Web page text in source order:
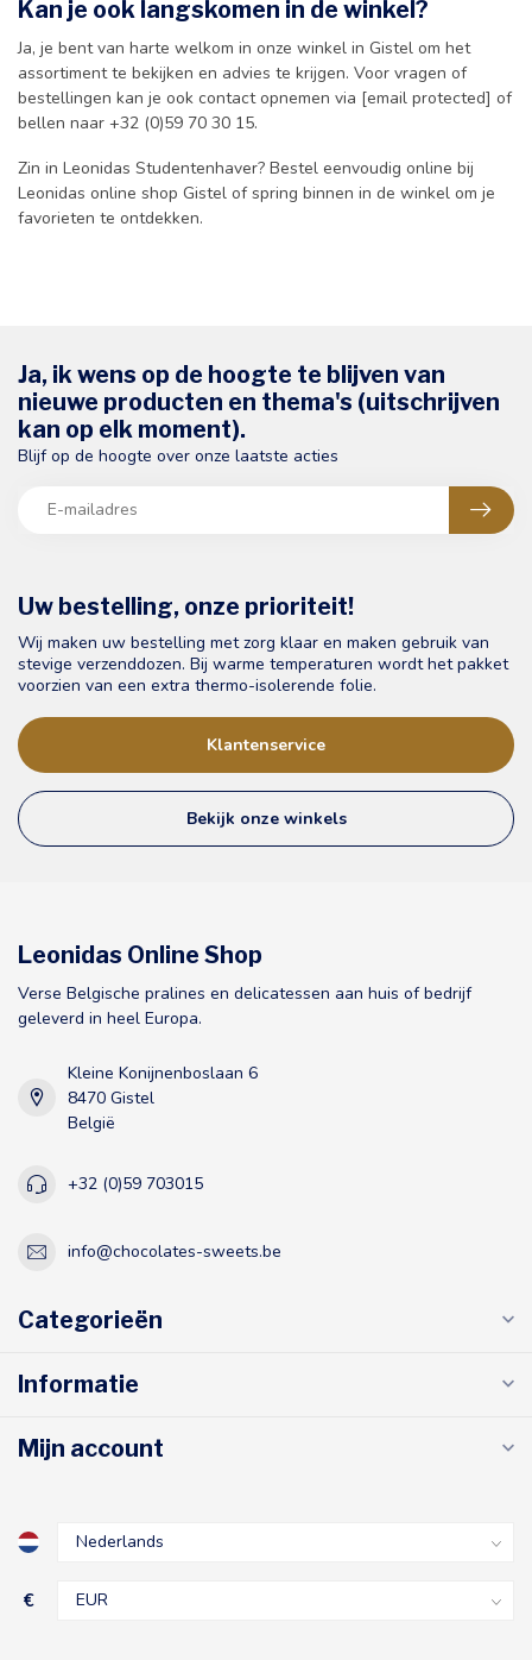
Kan je ook langskomen in de winkel?
Ja, je bent van harte welkom in onze winkel in Gistel om het
assortiment te bekijken en advies te krijgen. Voor vragen of
bestellingen kan je ook contact opnemen via [email protected] of
bellen naar +32 (0)59 70 30 15.
Zin in Leonidas Studentenhaver? Bestel eenvoudig online bij
Leonidas online shop Gistel of spring binnen in de winkel om je
favorieten te ontdekken.
Uw bestelling, onze prioriteit!
Wij maken uw bestelling met zorg klaar en maken gebruik van
stevige verzenddozen. Bij warme temperaturen wordt het pakket
voorzien van een extra thermo-isolerende folie.
Klantenservice
Bekijk onze winkels
Ja, ik wens op de hoogte te blijven van
nieuwe producten en thema's (uitschrijven
kan op elk moment).
Blijf op de hoogte over onze laatste acties
Leonidas Online Shop
Verse Belgische pralines en delicatessen aan huis of bedrijf
geleverd in heel Europa.
Kleine Konijnenboslaan 6
8470 Gistel
België
+32 (0)59 703015
info@chocolates-sweets.be
Categorieën
Informatie
Mijn account
€